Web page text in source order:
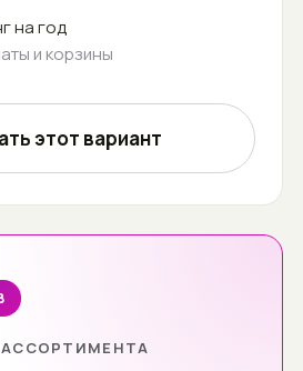
на год
и корзины
этот вариант